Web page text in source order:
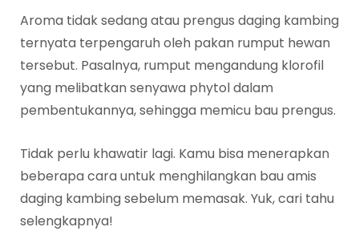
Aroma tidak sedang atau prengus daging kambing
ternyata terpengaruh oleh pakan rumput hewan
tersebut. Pasalnya, rumput mengandung klorofil
yang melibatkan senyawa phytol dalam
pembentukannya, sehingga memicu bau prengus.
Tidak perlu khawatir lagi. Kamu bisa menerapkan
beberapa cara untuk menghilangkan bau amis
daging kambing sebelum memasak. Yuk, cari tahu
selengkapnya!